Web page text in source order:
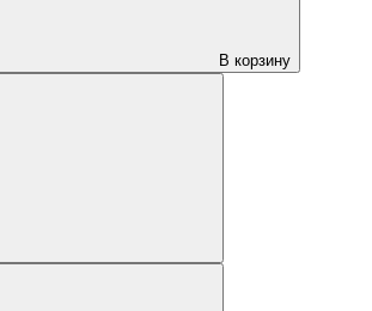
В корзину